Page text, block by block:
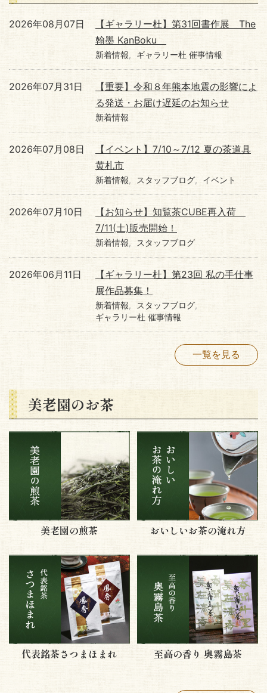
【ギャラリー杜】第31回書作展 The
翰墨 KanBoku
2026年08月07日
新着情報 ギャラリー杜 催事情報
【重要】令和８年熊本地震の影響によ
る発送・お届け遅延のお知らせ
2026年07月31日
新着情報
【イベント】7/10～7/12 夏の茶道具
黄札市
2026年07月08日
新着情報 スタッフブログ イベント
【お知らせ】知覧茶CUBE再入荷
7/11(土)販売開始！
2026年07月10日
新着情報 スタッフブログ
【ギャラリー杜】第23回 私の手仕事
展作品募集！
2026年06月11日
新着情報
スタッフブログ
ギャラリー杜 催事情報
一覧を見る
美老園のお茶
美老園の煎茶 おいしいお茶の淹れ方
代表銘茶さつまほまれ 至高の香り 奥霧島茶